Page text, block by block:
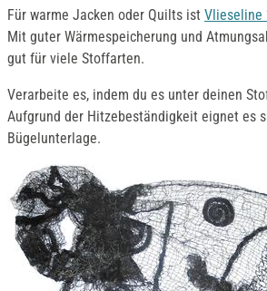
Für warme Jacken oder Quilts ist Vlieseline
Mit guter Wärmespeicherung und
gut für viele Stoffarten.
Verarbeite es, indem du es unter deinen
Aufgrund der Hitzebeständigkeit eignet es
Bügelunterlage.